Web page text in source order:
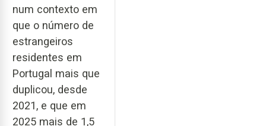
num contexto em
que o número de
estrangeiros
residentes em
Portugal mais que
duplicou, desde
2021, e que em
2025 mais de 1,5